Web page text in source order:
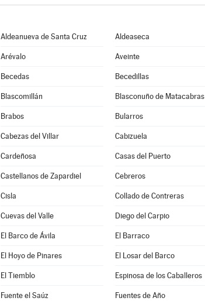
Aldeanueva de Santa Cruz Aldeaseca
Arévalo Aveinte
Becedas Becedillas
Blascomillán Blasconuño de Matacabras
Brabos Bularros
Cabezas del Villar Cabizuela
Cardeñosa Casas del Puerto
Castellanos de Zapardiel Cebreros
Cisla Collado de Contreras
Cuevas del Valle Diego del Carpio
El Barco de Ávila El Barraco
El Hoyo de Pinares El Losar del Barco
El Tiemblo Espinosa de los Caballeros
Fuente el Saúz Fuentes de Año